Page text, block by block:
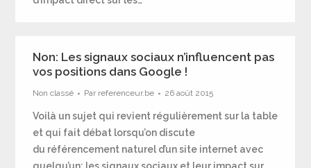
Non: Les signaux sociaux n’influencent pas
vos positions dans Google !
Non classé Par referenceur.be 26 août 2015
Voilà un sujet qui revient régulièrement sur la table
et qui fait débat lorsqu’on discute
du référencement naturel d’un site internet avec